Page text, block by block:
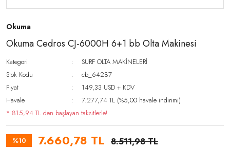
Okuma
Okuma Cedros CJ-6000H 6+1 bb Olta Makinesi
Kategori
SURF OLTA MAKİNELERİ
Stok Kodu
cb_64287
Fiyat
149,33 USD + KDV
Havale
7.277,74 TL (%5,00 havale indirimi)
* 815,94 TL den başlayan taksitlerle!
%10 7.660,78 TL 8.511,98 TL